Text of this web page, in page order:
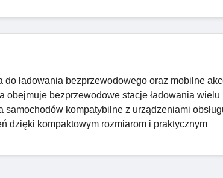
ładowania bezprzewodowego oraz mobilne
bezprzewodowe stacje ładowania wielu
kompatybilne z urządzeniami
dzięki kompaktowym rozmiarom i praktycznym